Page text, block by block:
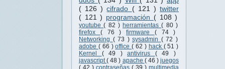
( 126 )cifrado ( 121 )twitter
( 121 ) programación ( 108 )
youtube( 82 ) herramientas( 80 )
firefox ( 76 ) firmware ( 74 )
Networking ( 73 ) sysadmin ( 72 )
adobe ( 66 )office( 62 ) hack ( 51 )
Kernel ( 49 ) antivirus ( 49 )
javascript( 48 ) apache ( 46 ) juegos
( 42 ) contraseñas ( 39 ) multimedia